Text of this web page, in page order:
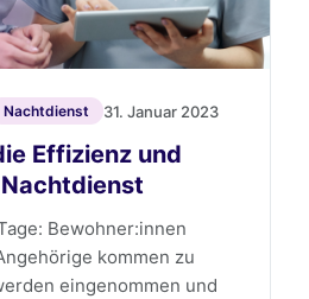
Nachtdienst 31. Januar 2023
Effizienz und
Bewohner:innen
kommen zu
eingenommen und